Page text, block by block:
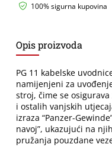
100% sigurna kupovina
Opis proizvoda
PG 11 kabelske
namijenjeni za
stroj, čime se
i ostalih vanjskih
izraza “Panzer-
navoj”, ukazujući na
pružanja pouzdane